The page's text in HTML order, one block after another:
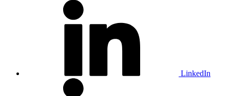
LinkedIn